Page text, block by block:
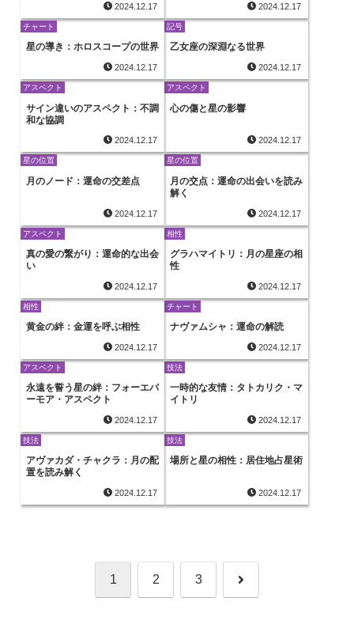
2024.12.17 2024.12.17
チャート
星の導き：ホロスコープの世界
2024.12.17
記号
乙女座の深淵なる世界
2024.12.17
アスペクト
サイン違いのアスペクト：不調
和な協調
2024.12.17
アスペクト
心の傷と星の影響
2024.12.17
星の位置
月のノード：運命の交差点
2024.12.17
星の位置
月の交点：運命の出会いを読み
解く
2024.12.17
アスペクト
真の愛の繋がり：運命的な出会
い
2024.12.17
相性
グラハマイトリ：月の星座の相
性
2024.12.17
相性
黄金の絆：金運を呼ぶ相性
2024.12.17
チャート
ナヴァムシャ：運命の解読
2024.12.17
アスペクト
永遠を誓う星の絆：フォーエバ
ーモア・アスペクト
2024.12.17
技法
一時的な友情：タトカリク・マ
イトリ
2024.12.17
技法
アヴァカダ・チャクラ：月の配
置を読み解く
2024.12.17
技法
場所と星の相性：居住地占星術
2024.12.17
1 2 3 次